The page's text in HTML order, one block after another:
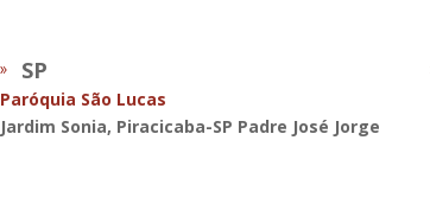
SP
Paróquia São Lucas
Jardim Sonia, Piracicaba-SP Padre José Jorge